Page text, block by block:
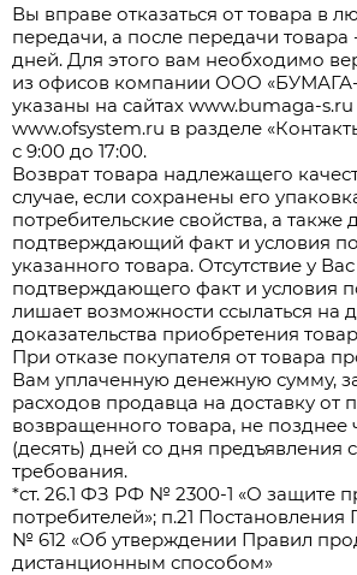
Вы вправе отказаться от товара в
передачи, а после передачи товара
дней. Для этого вам необходимо
из офисов компании ООО «БУМАГА-
указаны на сайтах www.bumaga-s.ru
www.ofsystem.ru в разделе
с 9:00 до 17:00.
Возврат товара надлежащего
случае, если сохранены его
потребительские свойства, а также
подтверждающий факт и условия
указанного товара. Отсутствие у
подтверждающего факт и условия
лишает возможности ссылаться на
доказательства приобретения
При отказе покупателя от товара
Вам уплаченную денежную сумму,
расходов продавца на доставку от
возвращенного товара, не позднее
(десять) дней со дня предъявления
требования.
*ст. 26.1 ФЗ РФ № 2300-1 «О защите
потребителей»; п.21
№ 612 «Об утверждении Правил
дистанционным способом»